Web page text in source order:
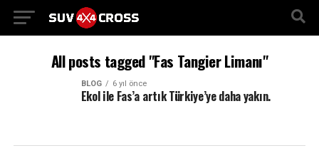
All posts tagged "Fas Tangier Limanı"
BLOG 6 yıl önce
Ekol ile Fas’a artık Türkiye’ye daha yakın.